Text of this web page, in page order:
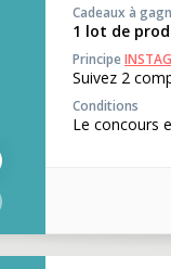
Cadeaux à
1 lot de
Principe
Suivez 2
Conditions
Le concours